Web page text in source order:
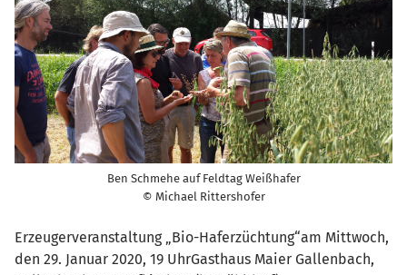
Ben Schmehe auf Feldtag Weißhafer
© Michael Rittershofer
Erzeugerveranstaltung „Bio-Haferzüchtung“am Mittwoch,
den 29. Januar 2020, 19 UhrGasthaus Maier Gallenbach,